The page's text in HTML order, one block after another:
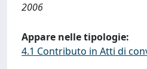
2006
Appare nelle tipologie:
4.1 Contributo in Atti di